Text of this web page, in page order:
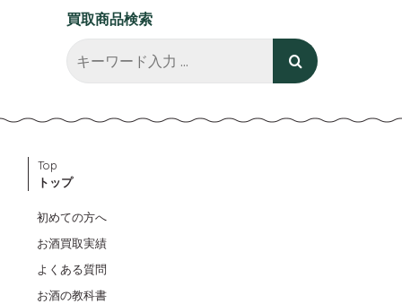
買取商品検索
Top
トップ
初めての方へ
お酒買取実績
よくある質問
お酒の教科書